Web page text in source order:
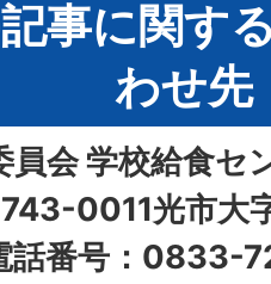
事に関す
わせ先
員会 学校給食セ
0011光市大
話番号：0833-